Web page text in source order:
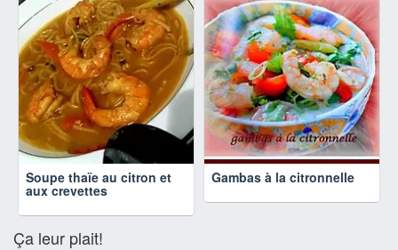
Soupe thaïe au citron et
aux crevettes
Gambas à la citronnelle
Ça leur plait!